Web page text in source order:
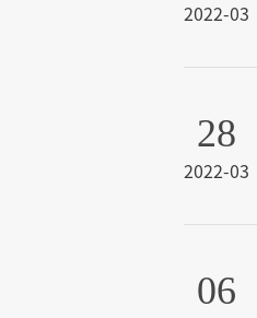
2022-03
28
2022-03
06